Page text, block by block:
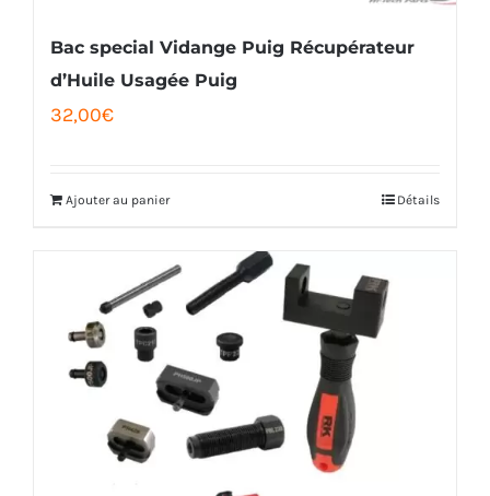
Bac special Vidange Puig Récupérateur
d’Huile Usagée Puig
32,00€
Ajouter au panier Détails